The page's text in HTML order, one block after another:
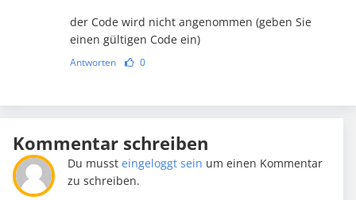
der Code wird nicht angenommen (geben Sie
einen gültigen Code ein)
Antworten 0
Kommentar schreiben
Du mussteingeloggt sein um einen Kommentar
zu schreiben.